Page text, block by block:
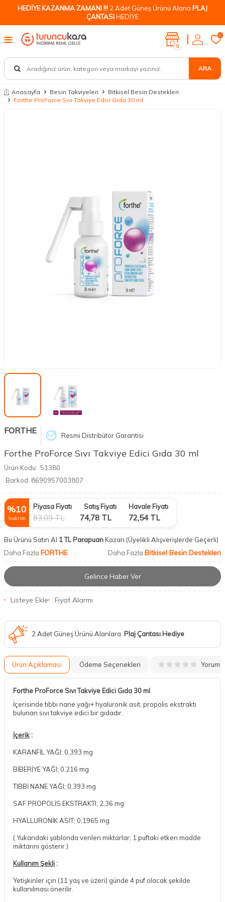
HEDİYE KAZANMA ZAMANI !!! 2 Adet Güneş Ürünü Alana PLAJ
ÇANTASIHEDİYE
ARA
0
0
Anasayfa Besin Takviyeleri
Bitkisel Besin Destekleri
Forthe ProForce Sıvı Takviye Edici Gıda 30 ml
FORTHE Resmi Distribütör Garantisi
Forthe ProForce Sıvı Takviye Edici Gıda 30 ml
Ürün Kodu: 51380
Barkod: 8690957003807
%10
İndirim
Piyasa Fiyatı
83,09TL
Satış Fiyatı
74,78 TL
Havale Fiyatı
72,54TL
Bu Ürünü Satın Al 1 TL ParapuanKazan (Üyelikli Alışverişlerde Geçerli)
Daha Fazla FORTHE Daha Fazla Bitkisel Besin Destekleri
Gelince Haber Ver
Listeye Ekle Fiyat Alarmı
2 Adet Güneş Ürünü Alanlara Plaj Çantası Hediye
Ürün Açıklaması Ödeme Seçenekleri Yorum
Forthe ProForce Sıvı Takviye Edici Gıda 30 ml
İçerisinde tıbbı nane yağı+ hyaluronik asit, propolis ekstraktı
bulunan sıvı takviye edici bir gıdadır.
İçerik :
KARANFİL YAĞI; 0,393 mg
BİBERİYE YAĞI; 0,216 mg
TIBBİ NANE YAĞI; 0,393 mg
SAF PROPOLİS EKSTRAKTI; 2,36 mg
HYALLURONİK ASİT; 0,1965 mg
( Yukarıdaki şablonda verilen miktarlar; 1 puftaki etken madde
miktarını gösterir.)
Kullanım Şekli :
Yetişkinler için (11 yaş ve üzeri) günde 4 puf olacak şekilde
kullanılması önerilir.